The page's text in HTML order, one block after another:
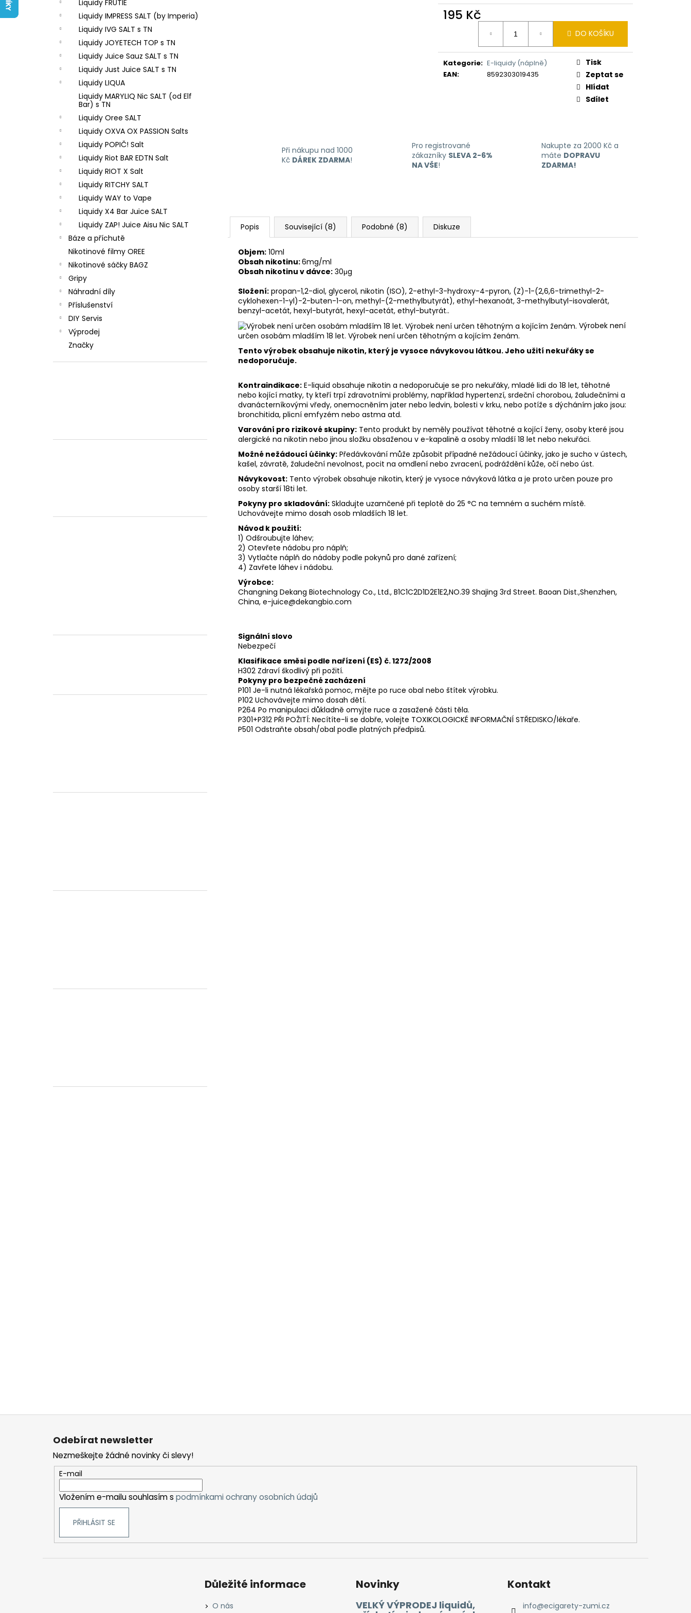
Liquidy FRUTIE
Liquidy IMPRESS SALT (by Imperia)
Liquidy IVG SALT s TN
Liquidy JOYETECH TOP s TN
Liquidy Juice Sauz SALT s TN
Liquidy Just Juice SALT s TN
Liquidy LIQUA
Liquidy MARYLIQ Nic SALT (od Elf
Bar) s TN
Liquidy Oree SALT
Liquidy OXVA OX PASSION Salts
Liquidy POPIČ! Salt
Liquidy Riot BAR EDTN Salt
Liquidy RIOT X Salt
Liquidy RITCHY SALT
Liquidy WAY to Vape
Liquidy X4 Bar Juice SALT
Liquidy ZAP! Juice Aisu Nic SALT
Báze a příchutě
Nikotinové filmy OREE
Nikotinové sáčky BAGZ
Gripy
Náhradní díly
Příslušenství
DIY Servis
Výprodej
Značky
195 Kč
DO KOŠÍKU
Kategorie: E-liquidy (náplně)
EAN: 8592303019435
Tisk
Zeptat se
Hlídat
Sdílet
Při nákupu nad 1000
Kč DÁREK ZDARMA!
Pro registrované
zákazníky SLEVA 2-6%
NA VŠE!
Nakupte za 2000 Kč a
máte DOPRAVU
ZDARMA!
Popis Související (8) Podobné (8) Diskuze
Objem: 10ml
Obsah nikotinu:6mg/ml
Obsah nikotinu v dávce: 30μg
Složení: propan-1,2-diol, glycerol, nikotin (ISO), 2-ethyl-3-hydroxy-4-pyron, (Z)-1-(2,6,6-trimethyl-2-
cyklohexen-1-yl)-2-buten-1-on, methyl-(2-methylbutyrát), ethyl-hexanoát, 3-methylbutyl-isovalerát,
benzyl-acetát, hexyl-butyrát, hexyl-acetát, ethyl-butyrát..
Výrobek není
určen osobám mladším 18 let. Výrobek není určen těhotným a kojícím ženám.
Tento výrobek obsahuje nikotin, který je vysoce návykovou látkou. Jeho užití nekuřáky se
nedoporučuje.
Kontraindikace: E-liquid obsahuje nikotin a nedoporučuje se pro nekuřáky, mladé lidi do 18 let, těhotné
nebo kojící matky, ty kteří trpí zdravotními problémy, například hypertenzí, srdeční chorobou, žaludečními a
dvanácterníkovými vředy, onemocněním jater nebo ledvin, bolesti v krku, nebo potíže s dýcháním jako jsou:
bronchitida, plicní emfyzém nebo astma atd.
Varování pro rizikové skupiny: Tento produkt by neměly používat těhotné a kojící ženy, osoby které jsou
alergické na nikotin nebo jinou složku obsaženou v e-kapalině a osoby mladší 18 let nebo nekuřáci.
Možné nežádoucí účinky: Předávkování může způsobit případné nežádoucí účinky, jako je sucho v ústech,
kašel, závratě, žaludeční nevolnost, pocit na omdlení nebo zvracení, podráždění kůže, očí nebo úst.
Návykovost: Tento výrobek obsahuje nikotin, který je vysoce návyková látka a je proto určen pouze pro
osoby starší 18ti let.
Pokyny pro skladování: Skladujte uzamčené při teplotě do 25 °C na temném a suchém místě.
Uchovávejte mimo dosah osob mladších 18 let.
Návod k použití:
1) Odšroubujte láhev;
2) Otevřete nádobu pro náplň;
3) Vytlačte náplň do nádoby podle pokynů pro dané zařízení;
4) Zavřete láhev i nádobu.
Výrobce:
Changning Dekang Biotechnology Co., Ltd., B1C1C2D1D2E1E2,NO.39 Shajing 3rd Street. Baoan Dist.,Shenzhen,
China, e-juice@dekangbio.com
Signální slovo
Nebezpečí
Klasifikace směsi podle nařízení (ES) č. 1272/2008
H302 Zdraví škodlivý při požití.
Pokyny pro bezpečné zacházení
P101 Je-li nutná lékařská pomoc, mějte po ruce obal nebo štítek výrobku.
P102 Uchovávejte mimo dosah dětí.
P264 Po manipulaci důkladně omyjte ruce a zasažené části těla.
P301+P312 PŘI POŽITÍ: Necítíte-li se dobře, volejte TOXIKOLOGICKÉ INFORMAČNÍ STŘEDISKO/lékaře.
P501 Odstraňte obsah/obal podle platných předpisů.
LIQUID ARAMAX 4PACK CIGAR
TOBACCO 4X10ML-18MG
558 Kč
LIQUID LIQUA AMERICAN BLEND 10ML-
6MG (AMERICKÝ MÍCHANÝ TABÁK)
Odebírat newsletter
Nezmeškejte žádné novinky či slevy!
E-mail
Vložením e-mailu souhlasím s podmínkami ochrany osobních údajů
PŘIHLÁSIT SE
Důležité informace
O nás
Novinky
VELKÝ VÝPRODEJ liquidů,
Kontakt
info@ecigarety-zumi.cz